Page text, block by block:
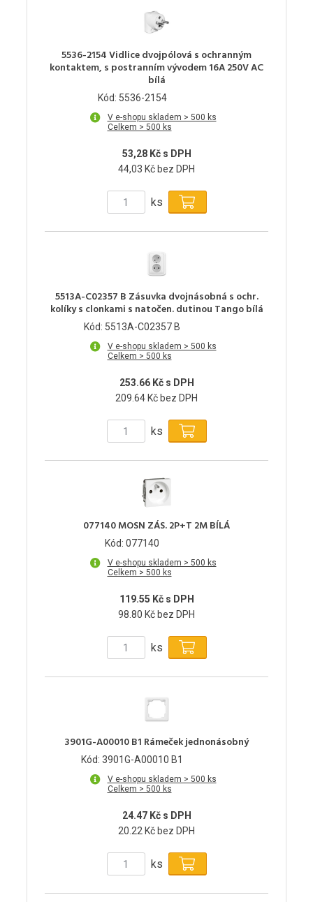
5536-2154 Vidlice dvojpólová s ochranným
kontaktem, s postranním vývodem 16A 250V AC
bílá
Kód: 5536-2154
V e-shopu skladem > 500 ks
Celkem > 500 ks
53,28 Kč s DPH
44,03 Kč bez DPH
ks
5513A-C02357 B Zásuvka dvojnásobná s ochr.
kolíky s clonkami s natočen. dutinou Tango bílá
Kód: 5513A-C02357 B
V e-shopu skladem > 500 ks
Celkem > 500 ks
253.66 Kč s DPH
209.64 Kč bez DPH
ks
077140 MOSN ZÁS. 2P+T 2M BÍLÁ
Kód: 077140
V e-shopu skladem > 500 ks
Celkem > 500 ks
119.55 Kč s DPH
98.80 Kč bez DPH
ks
3901G-A00010 B1 Rámeček jednonásobný
Kód: 3901G-A00010 B1
V e-shopu skladem > 500 ks
Celkem > 500 ks
24.47 Kč s DPH
20.22 Kč bez DPH
ks